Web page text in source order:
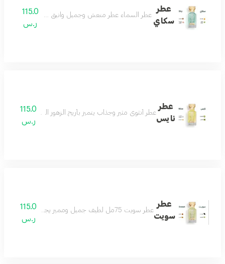
عطر
سكاي
عطر السماء عطر منعش وجميل وانيق جدا عطرك في كل
115.0
ر.س
عطر
نايس
عطر أنثوي مثير وجذاب يتميز بأريج الزهور البيضاء وعبير
115.0
ر.س
عطر
سويت
عطر سويت 75مل لطيف جميل ومميز يجمع بين الهدوء والفخامة عطر رائع لكل الأذواق مكونات العطر التونكا والبرغموت والكراميل والعنبر
115.0
ر.س